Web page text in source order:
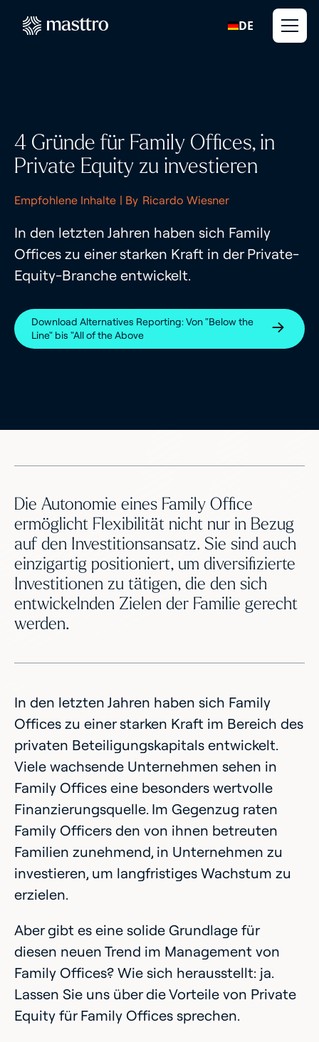
DE
4 Gründe für Family Offices, in
Private Equity zu investieren
Empfohlene Inhalte | By Ricardo Wiesner
In den letzten Jahren haben sich Family
Offices zu einer starken Kraft in der Private-
Equity-Branche entwickelt.
Download Alternatives Reporting: Von "Below the
Line" bis "All of the Above
Die Autonomie eines Family Office
ermöglicht Flexibilität nicht nur in Bezug
auf den Investitionsansatz. Sie sind auch
einzigartig positioniert, um diversifizierte
Investitionen zu tätigen, die den sich
entwickelnden Zielen der Familie gerecht
werden.
In den letzten Jahren haben sich Family
Offices zu einer starken Kraft im Bereich des
privaten Beteiligungskapitals entwickelt.
Viele wachsende Unternehmen sehen in
Family Offices eine besonders wertvolle
Finanzierungsquelle. Im Gegenzug raten
Family Officers den von ihnen betreuten
Familien zunehmend, in Unternehmen zu
investieren, um langfristiges Wachstum zu
erzielen.
Aber gibt es eine solide Grundlage für
diesen neuen Trend im Management von
Family Offices? Wie sich herausstellt: ja.
Lassen Sie uns über die Vorteile von Private
Equity für Family Offices sprechen.